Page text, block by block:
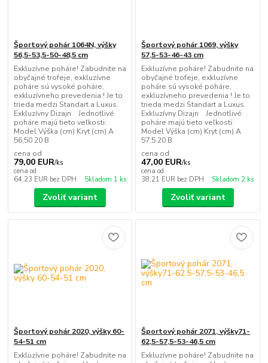
Športový pohár 1064N, výšky
56,5-53,5-50-48,5 cm
Exkluzívne poháre! Zabudnite na
obyčajné trofeje, exkluzívne
poháre sú vysoké poháre,
exkluzívneho prevedenia ! Je to
trieda medzi Standart a Luxus.
Exkluzívny Dizajn Jednotlivé
poháre majú tieto veľkosti:
Model Výška (cm) Kryt (cm) A
56,50 20 B
cena od
79,00 EUR/ks
cena od
64,23 EUR bez DPH Skladom 1 ks
Zvoliť variant
Športový pohár 1069, výšky
57,5-53-46-43 cm
Exkluzívne poháre! Zabudnite na
obyčajné trofeje, exkluzívne
poháre sú vysoké poháre,
exkluzívneho prevedenia ! Je to
trieda medzi Standart a Luxus.
Exkluzívny Dizajn Jednotlivé
poháre majú tieto veľkosti:
Model Výška (cm) Kryt (cm) A
57,5 20 B
cena od
47,00 EUR/ks
cena od
38,21 EUR bez DPH Skladom 2 ks
Zvoliť variant
Športový pohár 2020, výšky 60-
54-51 cm
Exkluzívne poháre! Zabudnite na
Športový pohár 2071, výšky71-
62,5-57,5-53-46,5 cm
Exkluzívne poháre! Zabudnite na